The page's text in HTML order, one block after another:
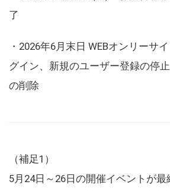
了
・2026年6月末日 WEBオンリーサ
グイン、新規のユーザー登録の停
の削除
（補足1）
5月24日～26日の開催イベントが最